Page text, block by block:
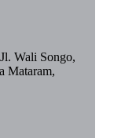
Wali Songo,
Mataram,